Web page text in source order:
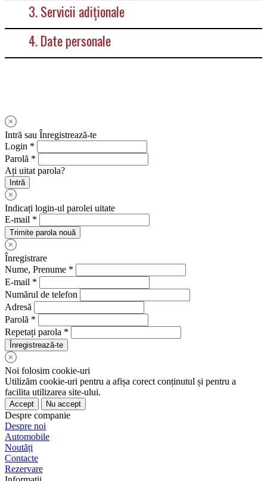
3. Servicii adiționale
4. Date personale
Intră sau Înregistrează-te
Login *
Parolă *
Ați uitat parola?
Intră
Indicați login-ul parolei uitate
E-mail *
Trimite parola nouă
Înregistrare
Nume, Prenume *
E-mail *
Numărul de telefon
Adresă
Parolă *
Repetați parola *
Înregistrează-te
Noi folosim cookie-uri
Utilizăm cookie-uri pentru a afișa corect conținutul și pentru a
facilita utilizarea site-ului.
Accept Nu accept
Despre companie
Despre noi
Automobile
Noutăți
Contacte
Rezervare